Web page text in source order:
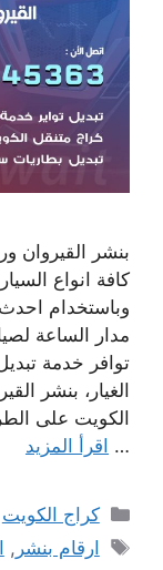
بنشر القيروان
كافة انواع
وباستخدام
مدار الساعة
توافر خدمة
الغيار، بنشر
الكويت على
… اقرأ المزيد
التصنيفات
كراج الكويت
الوسوم
ارقام بنشر ,